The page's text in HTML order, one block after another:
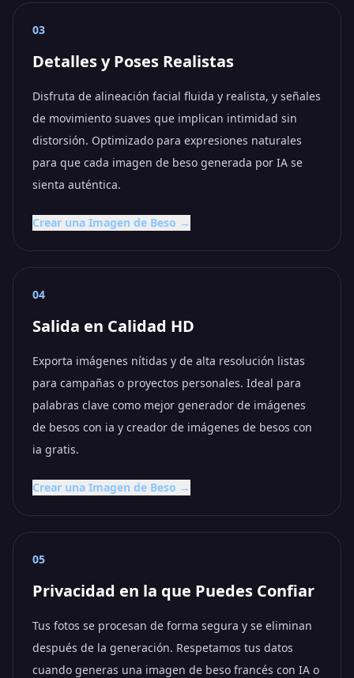
03
Detalles y Poses Realistas
Disfruta de alineación facial fluida y realista, y señales
de movimiento suaves que implican intimidad sin
distorsión. Optimizado para expresiones naturales
para que cada imagen de beso generada por IA se
sienta auténtica.
Crear una Imagen de Beso →
04
Salida en Calidad HD
Exporta imágenes nítidas y de alta resolución listas
para campañas o proyectos personales. Ideal para
palabras clave como mejor generador de imágenes
de besos con ia y creador de imágenes de besos con
ia gratis.
Crear una Imagen de Beso →
05
Privacidad en la que Puedes Confiar
Tus fotos se procesan de forma segura y se eliminan
después de la generación. Respetamos tus datos
cuando generas una imagen de beso francés con IA o